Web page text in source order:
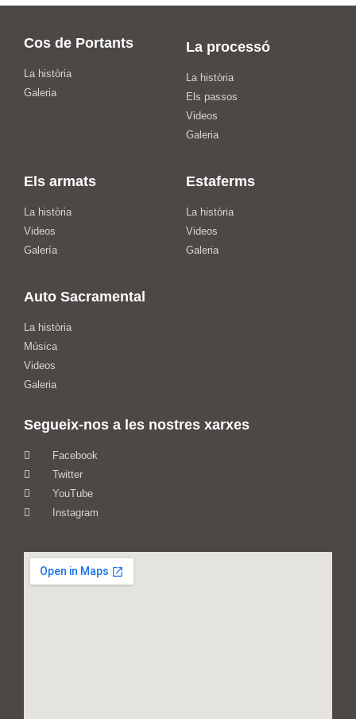
Cos de Portants
La història
Galeria
La processó
La història
Els passos
Videos
Galeria
Els armats
La història
Videos
Galería
Estaferms
La història
Videos
Galeria
Auto Sacramental
La història
Música
Videos
Galeria
Segueix-nos a les nostres xarxes
Facebook
Twitter
YouTube
Instagram